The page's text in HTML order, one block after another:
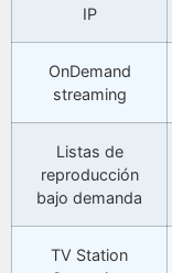
IP
OnDemand
streaming
Listas de
reproducción
bajo demanda
TV Station